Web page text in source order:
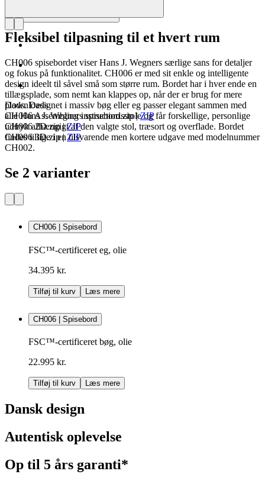
Downloads
CH006 Assembling instruction.zip|ZIP
CH006 2D.zip|ZIP
CH006 3D.zip|ZIP
Fleksibel tilpasning til et hvert rum
CH006 spisebordet viser Hans J. Wegners særlige sans for detaljer
og fokus på funktionalitet. CH006 er med sit enkle og intelligente
design ideelt til såvel små som større rum. Bordet har i hver ende en
tillægsplade, som nemt kan klappes op, når der er brug for mere
plads. Designet i massiv bøg eller eg passer elegant sammen med
alle Hans J. Wegners spisebordsstole og får forskellige, personlige
udtryk afhængigt af den valgte stol, træsort og overflade. Bordet
findes tillige i en tilsvarende men kortere udgave med modelnummer
CH002.
Se 2 varianter
CH006 | Spisebord
FSC™-certificeret eg, olie
34.395 kr.
Tilføj til kurv Læs mere
CH006 | Spisebord
FSC™-certificeret bøg, olie
22.995 kr.
Tilføj til kurv Læs mere
Dansk design
Autentisk oplevelse
Op til 5 års garanti*